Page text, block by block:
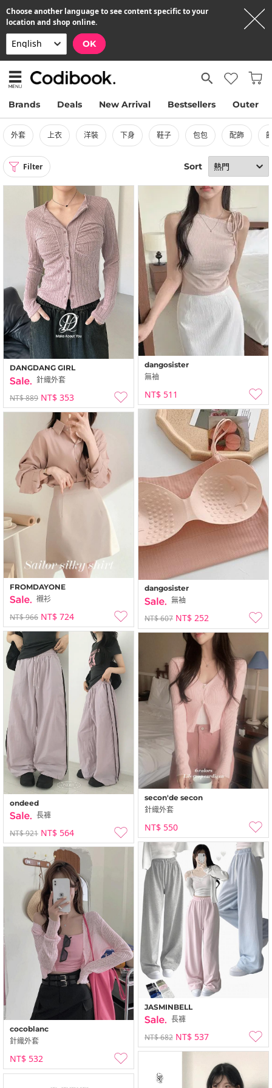
Choose another language to see content specific to your
location and shop online.
OK
Brands Deals New Arrival Bestsellers Outer
外套 上衣 洋裝 下身 鞋子 包包 配飾
Filter Sort
DANGDANG GIRL
針織外套
NT$ 889 NT$ 353
dangosister
無袖
NT$ 511
dangosister
無袖
NT$ 607 NT$ 252
FROMDAYONE
襯衫
NT$ 966 NT$ 724
ondeed
長褲
NT$ 921 NT$ 564
secon'de secon
針織外套
NT$ 550
JASMINBELL
長褲
NT$ 682 NT$ 537
cocoblanc
針織外套
NT$ 532